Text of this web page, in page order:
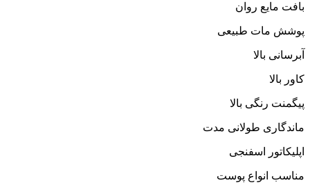
بافت مایع روان
پوشش مات طبیعی
آبرسانی بالا
کاور بالا
پیگمنت رنگی بالا
ماندگاری طولانی مدت
اپلیکاتور اسفنجی
مناسب انواع پوست